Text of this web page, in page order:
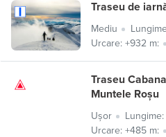
Traseu de
Mediu
Urcare: +932 m:
Traseu
Muntele Roșu
Ușor
Urcare: +485 m: